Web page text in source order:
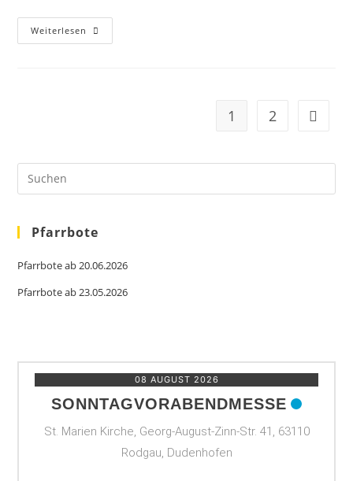
Weiterlesen Pastoraler
Weg
1 2 Zur
Pfarrbote
Pfarrbote ab 20.06.2026
Pfarrbote ab 23.05.2026
08 AUGUST 2026
SONNTAGVORABENDMESSE
St. Marien Kirche, Georg-August-Zinn-Str. 41, 63110
Rodgau, Dudenhofen